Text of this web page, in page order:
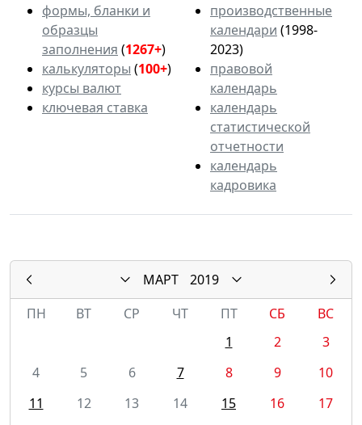
формы, бланки и
образцы
заполнения (1267+)
калькуляторы (100+)
курсы валют
ключевая ставка
производственные
календари (1998-
2023)
правовой
календарь
календарь
статистической
отчетности
календарь
кадровика
МАРТ
2019
ПН
ВТ СР ЧТ ПТ СБ
ВС
1
2
3
4
5 6 7 8 9
10
11
12 13 14 15 16
17